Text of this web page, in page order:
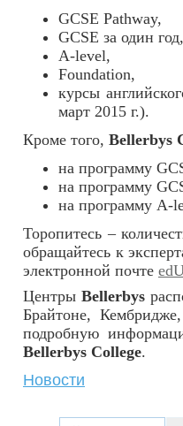
GCSE Pathway,
GCSE за один год,
A-level,
Foundation,
курсы
март 2015 г.).
Кроме того, Bellerbys
на программу
на программу
на программу A-
Торопитесь –
обращайтесь к
электронной почте
Центры Bellerbys
Брайтоне,
подробную
Bellerbys College.
Новости